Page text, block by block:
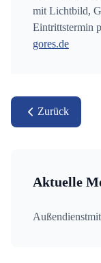
mit Lichtbild,
Eintrittstermin
gores.de
Zurück
Aktuelle